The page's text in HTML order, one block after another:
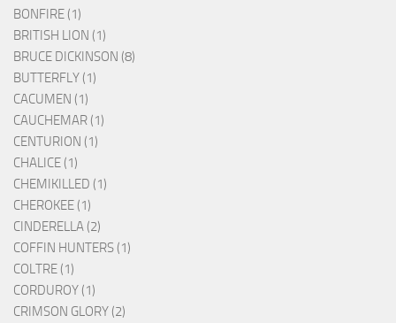
BONFIRE (1)
BRITISH LION (1)
BRUCE DICKINSON (8)
BUTTERFLY (1)
CACUMEN (1)
CAUCHEMAR (1)
CENTURION (1)
CHALICE (1)
CHEMIKILLED (1)
CHEROKEE (1)
CINDERELLA (2)
COFFIN HUNTERS (1)
COLTRE (1)
CORDUROY (1)
CRIMSON GLORY (2)